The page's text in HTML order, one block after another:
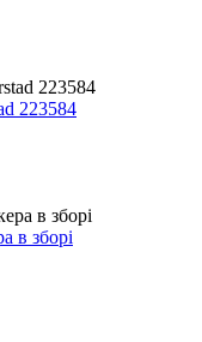
223584
в зборі